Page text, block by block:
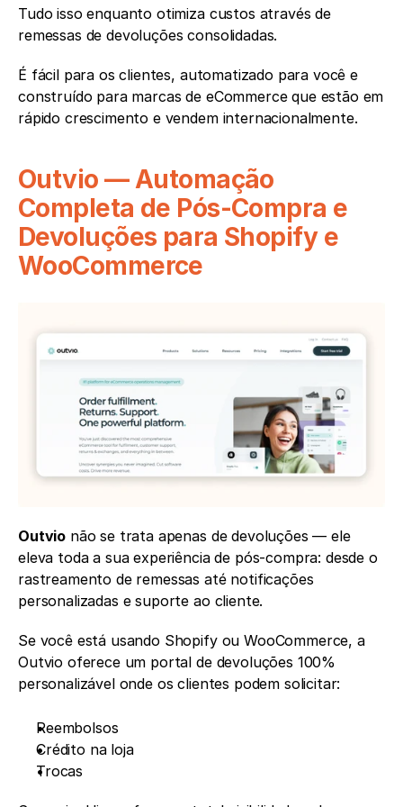
Tudo isso enquanto otimiza custos através de
remessas de devoluções consolidadas.
É fácil para os clientes, automatizado para você e
construído para marcas de eCommerce que estão em
rápido crescimento e vendem internacionalmente.
Outvio — Automação
Completa de Pós-Compra e
Devoluções para Shopify e
WooCommerce
Outvio não se trata apenas de devoluções — ele
eleva toda a sua experiência de pós-compra: desde o
rastreamento de remessas até notificações
personalizadas e suporte ao cliente.
Se você está usando Shopify ou WooCommerce, a
Outvio oferece um portal de devoluções 100%
personalizável onde os clientes podem solicitar:
Reembolsos
Crédito na loja
Trocas